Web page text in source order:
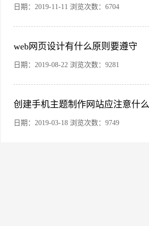
日期：2019-11-11 浏览次数：6704
web网页设计有什么原则要遵守
日期：2019-08-22 浏览次数：9281
创建手机主题制作网站应注意什么
日期：2019-03-18 浏览次数：9749